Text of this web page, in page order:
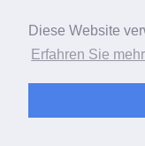
Diese Website
Erfahren Sie mehr
Tekno System s.r.l.
Video1One
VIDEOTEC S.p.A.
Xiamen Milesight IoT